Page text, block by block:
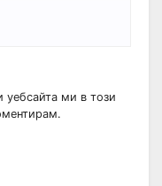
уебсайта ми в този